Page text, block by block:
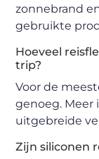
zonnebrand
gebruikte
Hoeveel
trip?
Voor de
genoeg. Meer
uitgebreide
Zijn siliconen